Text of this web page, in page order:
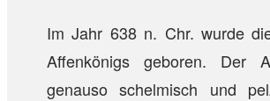
Im Jahr 638 n. Chr. wurde
Affenkönigs geboren. Der
genauso schelmisch und